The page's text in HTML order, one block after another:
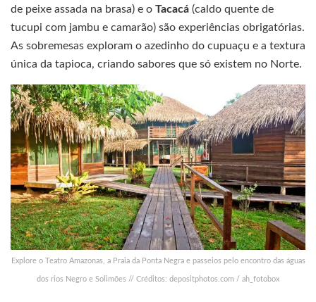
de peixe assada na brasa) e o Tacacá (caldo quente de
tucupi com jambu e camarão) são experiências obrigatórias.
As sobremesas exploram o azedinho do cupuaçu e a textura
única da tapioca, criando sabores que só existem no Norte.
Explore o Teatro Amazonas, a Praia da Ponta Negra e passeios pelo encontro das águas
dos rios Negro e Solimões // Créditos: depositphotos.com / ah_fotobox